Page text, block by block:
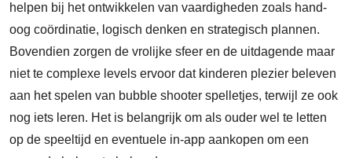
helpen bij het ontwikkelen van vaardigheden zoals hand-
oog coördinatie, logisch denken en strategisch plannen.
Bovendien zorgen de vrolijke sfeer en de uitdagende maar
niet te complexe levels ervoor dat kinderen plezier beleven
aan het spelen van bubble shooter spelletjes, terwijl ze ook
nog iets leren. Het is belangrijk om als ouder wel te letten
op de speeltijd en eventuele in-app aankopen om een